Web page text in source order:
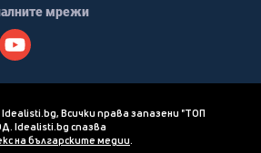
мрежи
Всички права запазени "ТОП
Idealisti.bg спазва
на българските медии.